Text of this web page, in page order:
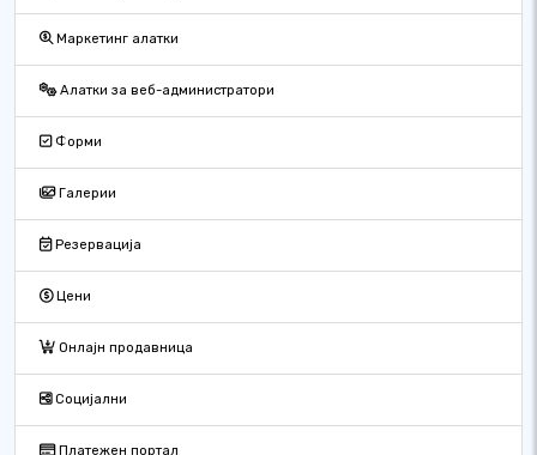
Маркетинг алатки
Алатки за веб-администратори
Форми
Галерии
Резервација
Цени
Онлајн продавница
Социјални
Платежен портал